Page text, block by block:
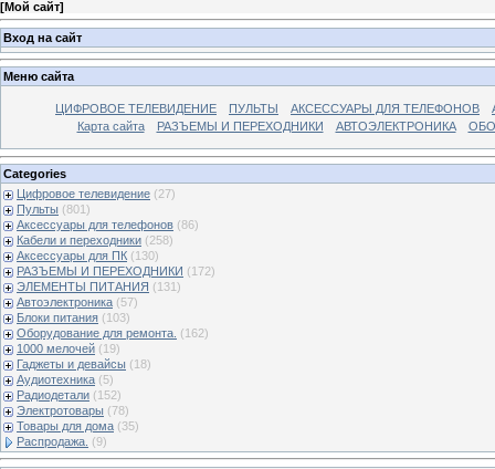
[Мой сайт]
Вход на сайт
Меню сайта
ЦИФРОВОЕ ТЕЛЕВИДЕНИЕ ПУЛЬТЫ АКСЕССУАРЫ ДЛЯ ТЕЛЕФОНОВ
Карта сайта
РАЗЪЕМЫ И ПЕРЕХОДНИКИ АВТОЭЛЕКТРОНИКА
Categories
Цифровое телевидение (27)
Пульты (801)
Аксессуары для телефонов (86)
Кабели и переходники (258)
Аксессуары для ПК (130)
РАЗЪЕМЫ И ПЕРЕХОДНИКИ (172)
ЭЛЕМЕНТЫ ПИТАНИЯ (131)
Автоэлектроника (57)
Блоки питания (103)
Оборудование для ремонта. (162)
1000 мелочей (19)
Гаджеты и девайсы (18)
Аудиотехника (5)
Радиодетали (152)
Электротовары (78)
Товары для дома (35)
Распродажа. (9)